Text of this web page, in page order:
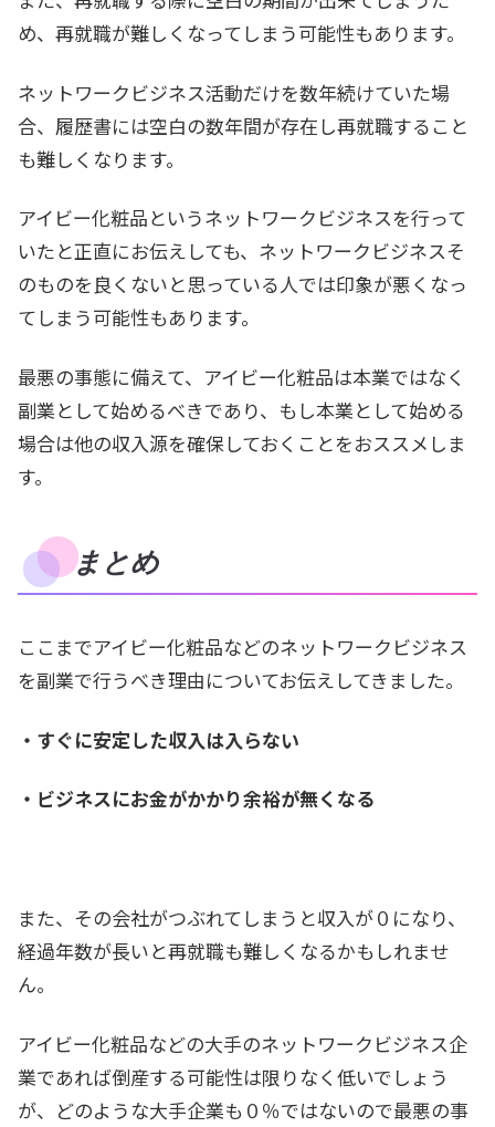
め、再就職が難しくなってしまう可能性もあります。
ネットワークビジネス活動だけを数年続けていた場
合、履歴書には空白の数年間が存在し再就職すること
も難しくなります。
アイビー化粧品というネットワークビジネスを行って
いたと正直にお伝えしても、ネットワークビジネスそ
のものを良くないと思っている人では印象が悪くなっ
てしまう可能性もあります。
最悪の事態に備えて、アイビー化粧品は本業ではなく
副業として始めるべきであり、もし本業として始める
場合は他の収入源を確保しておくことをおススメしま
す。
まとめ
ここまでアイビー化粧品などのネットワークビジネス
を副業で行うべき理由についてお伝えしてきました。
・すぐに安定した収入は入らない
・ビジネスにお金がかかり余裕が無くなる
また、その会社がつぶれてしまうと収入が０になり、
経過年数が長いと再就職も難しくなるかもしれませ
ん。
アイビー化粧品などの大手のネットワークビジネス企
業であれば倒産する可能性は限りなく低いでしょう
が、どのような大手企業も０％ではないので最悪の事